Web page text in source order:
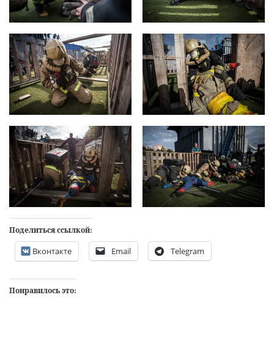
Поделиться ссылкой:
Вконтакте Email Telegram
Понравилось это: